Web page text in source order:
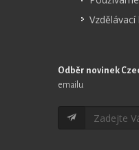
Vzdělávací
Odběr novinek
emailu